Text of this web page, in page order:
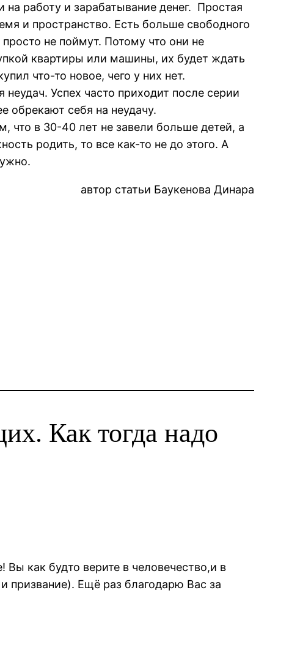
работу и зарабатывание денег. Простая
и пространство. Есть больше свободного
не поймут. Потому что они не
квартиры или машины, их будет ждать
что-то новое, чего у них нет.
Успех часто приходит после серии
обрекают себя на неудачу.
в 30-40 лет не завели больше детей, а
родить, то все как-то не до этого. А
автор статьи Баукенова Динара
Как тогда надо
как будто верите в человечество,и в
призвание). Ещё раз благодарю Вас за